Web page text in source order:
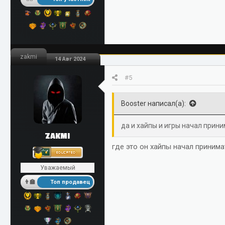
zakmi 14 Авг 2024
ZAKMI
Уважаемый
Топ продавец
#5
Booster написал(а):
да и хайпы и игры начал
где это он хайпы начал